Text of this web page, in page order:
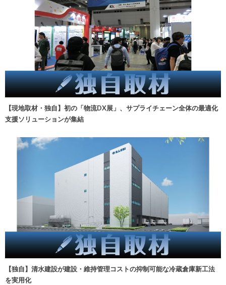
【現地取材・独自】初の「物流DX展」、サプライチェーン全体の最適化
支援ソリューションが集結
【独自】清水建設が建設・維持管理コストの抑制可能な冷蔵倉庫新工法
を実用化